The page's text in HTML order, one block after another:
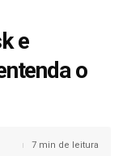
e
o
7 min de leitura